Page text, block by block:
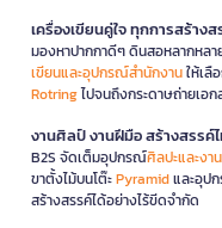
เครื่องเขียนคู่ใจ ทุกการสร้าง
มองหาปากกาดีๆ ดินสอหลากหล
เขียนและอุปกรณ์สำนักงานให้เลื
Rotringไปจนถึงกระดาษถ่ายเอก
งานศิลป์ งานฝีมือ สร้างสรรค์
B2S จัดเต็มอุปกรณ์ศิลปะและงา
ขาตั้งไม้บนโต๊ะPyramidและอุป
สร้างสรรค์ได้อย่างไร้ขีดจำกัด